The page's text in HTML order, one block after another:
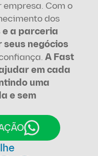
Com o
planejamento correto, conhecimento dos
e a parceria
negócios
A Fast
em cada
uma
e sem